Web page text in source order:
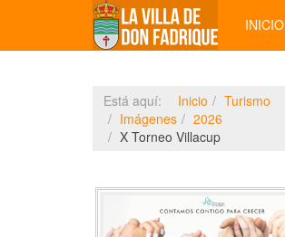
INICIO
Está aquí: Inicio
Turismo
Imágenes
2026
X Torneo Villacup